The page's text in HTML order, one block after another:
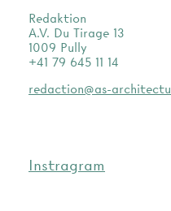
Redaktion
A.V. Du Tirage 13
1009 Pully
+41 79 645 11 14
redaction@as-
Instragram